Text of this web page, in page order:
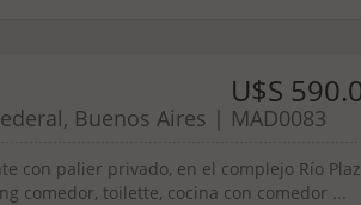
U$S
Buenos Aires | MAD0083
con palier privado, en el complejo Río
comedor, toilette, cocina con comedor ...